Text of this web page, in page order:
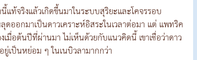
ท้จริงแล้วเกิดขึ้นมาในระบบสุริยะและโคจรรอบ
ดออกมาเป็นดาวเคราะห์อิสระในเวลาต่อมา แต่ แพทริค
มื่อต้นปีที่ผ่านมา ไม่เห็นด้วยกับแนวคิดนี้ เขาเชื่อว่าดาว
เป็นหย่อม ๆ ในเนบิวลามากกว่า